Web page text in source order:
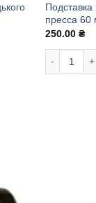
для
Подставка
пресса 60
250.00 ₴